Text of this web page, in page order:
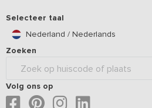
Selecteer taal
Nederland / Nederlands
Zoeken
Volg ons op